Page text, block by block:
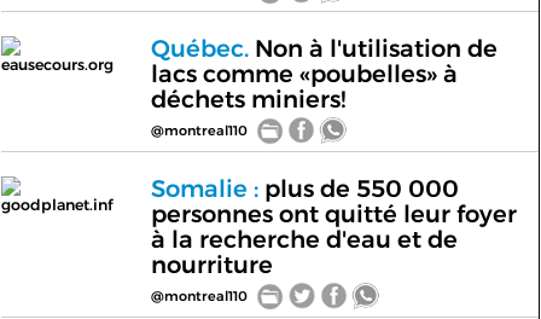
eausecours.org
Québec.Non à l'utilisation de
lacs comme «poubelles» à
déchets miniers!
@montreal110
goodplanet.inf
Somalie :plus de 550 000
personnes ont quitté leur foyer
à la recherche d'eau et de
nourriture
@montreal110